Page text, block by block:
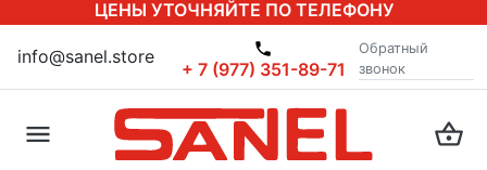
ЦЕНЫ УТОЧНЯЙТЕ ПО ТЕЛЕФОНУ
info@sanel.store
+ 7 (977) 351-89-71
Обратный
звонок